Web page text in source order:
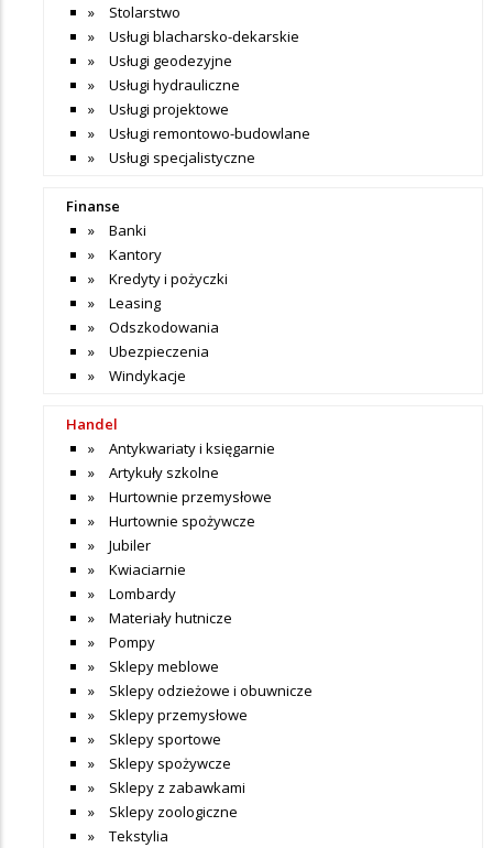
Stolarstwo
Usługi blacharsko-dekarskie
Usługi geodezyjne
Usługi hydrauliczne
Usługi projektowe
Usługi remontowo-budowlane
Usługi specjalistyczne
Finanse
Banki
Kantory
Kredyty i pożyczki
Leasing
Odszkodowania
Ubezpieczenia
Windykacje
Handel
Antykwariaty i księgarnie
Artykuły szkolne
Hurtownie przemysłowe
Hurtownie spożywcze
Jubiler
Kwiaciarnie
Lombardy
Materiały hutnicze
Pompy
Sklepy meblowe
Sklepy odzieżowe i obuwnicze
Sklepy przemysłowe
Sklepy sportowe
Sklepy spożywcze
Sklepy z zabawkami
Sklepy zoologiczne
Tekstylia